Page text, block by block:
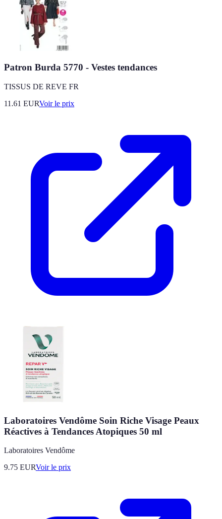
Patron Burda 5770 - Vestes tendances
TISSUS DE REVE FR
11.61 EURVoir le prix
Laboratoires Vendôme Soin Riche Visage Peaux
Réactives à Tendances Atopiques 50 ml
Laboratoires Vendôme
9.75 EURVoir le prix